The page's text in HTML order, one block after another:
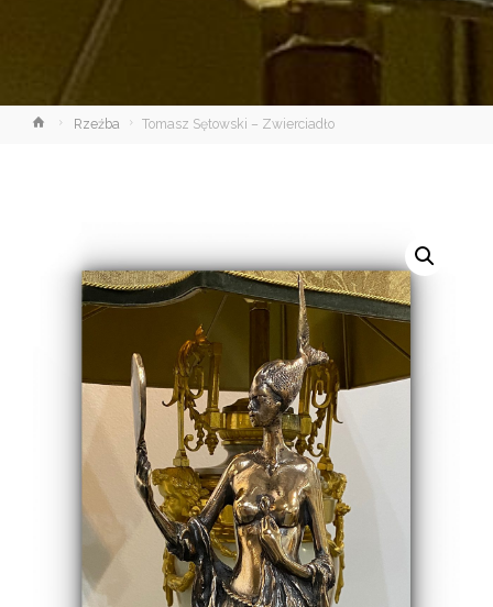
StronaRzeźba Tomasz Sętowski – Zwierciadło